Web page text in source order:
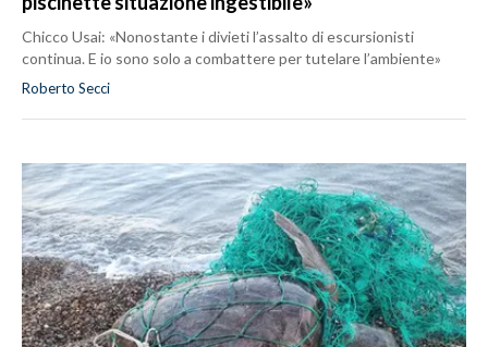
Chicco Usai: «Nonostante i divieti l’assalto di escursionisti
continua. E io sono solo a combattere per tutelare l’ambiente»
Roberto Secci